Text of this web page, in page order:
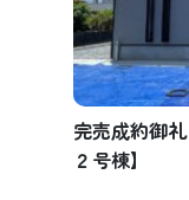
完売成約御
２号棟】